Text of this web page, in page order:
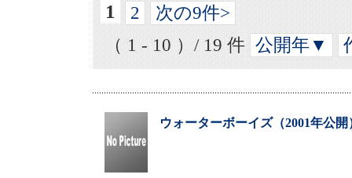
1 2
次の9件>
（ 1 - 10 ）/ 19 件 公開年▼
ウォーターボーイズ（2001年公開